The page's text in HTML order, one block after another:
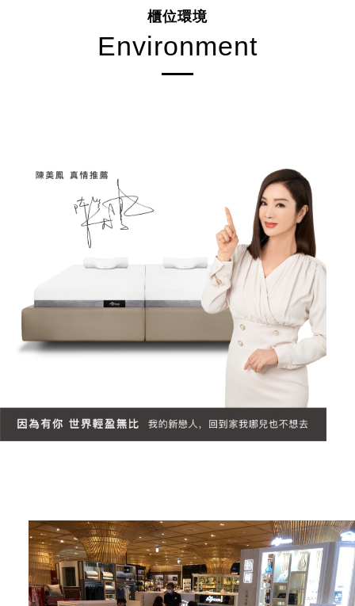
櫃位環境
Environment